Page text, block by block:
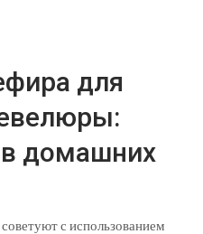
для
домашних
с использованием